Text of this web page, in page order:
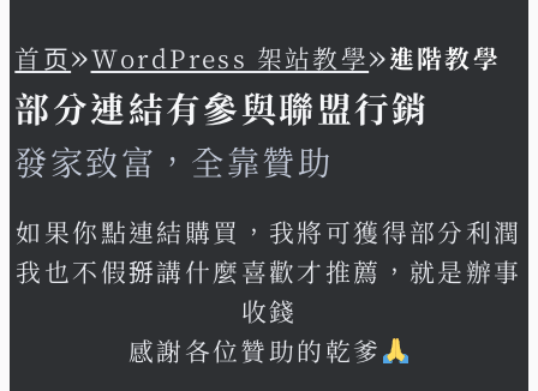
首页»WordPress 架站教學»進階教學
部分連結有參與聯盟行銷
發家致富，全靠贊助
如果你點連結購買，我將可獲得部分利潤
我也不假掰講什麼喜歡才推薦，就是辦事
收錢
感謝各位贊助的乾爹